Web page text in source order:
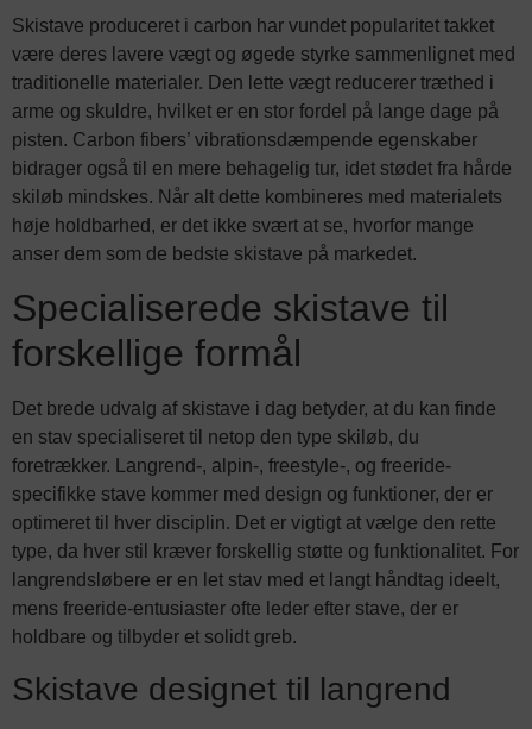
Skistave produceret i carbon har vundet popularitet takket
være deres lavere vægt og øgede styrke sammenlignet med
traditionelle materialer. Den lette vægt reducerer træthed i
arme og skuldre, hvilket er en stor fordel på lange dage på
pisten. Carbon fibers’ vibrationsdæmpende egenskaber
bidrager også til en mere behagelig tur, idet stødet fra hårde
skiløb mindskes. Når alt dette kombineres med materialets
høje holdbarhed, er det ikke svært at se, hvorfor mange
anser dem som de bedste skistave på markedet.
Specialiserede skistave til
forskellige formål
Det brede udvalg af skistave i dag betyder, at du kan finde
en stav specialiseret til netop den type skiløb, du
foretrækker. Langrend-, alpin-, freestyle-, og freeride-
specifikke stave kommer med design og funktioner, der er
optimeret til hver disciplin. Det er vigtigt at vælge den rette
type, da hver stil kræver forskellig støtte og funktionalitet. For
langrendsløbere er en let stav med et langt håndtag ideelt,
mens freeride-entusiaster ofte leder efter stave, der er
holdbare og tilbyder et solidt greb.
Skistave designet til langrend